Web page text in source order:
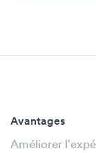
Avantages
Améliorer